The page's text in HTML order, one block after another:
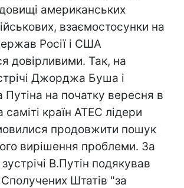
американських
взаємостосунки на
Росії і США
довірливими. Так, на
Джорджа Буша і
на початку вересня в
саміті країн АТЕС лідери
продовжити пошук
вирішення проблеми. За
В.Путін подякував
Штатів "за